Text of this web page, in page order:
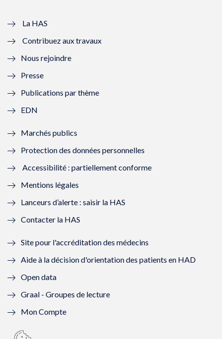
l
l
f
n
ê
t
r
e
)
e
e
n
ê
r
)
ê
t
e
ê
)
La HAS
Contribuez aux travaux
Nous rejoindre
Presse
Publications par thème
EDN
Marchés publics
Protection des données personnelles
Accessibilité : partiellement conforme
Mentions légales
Lanceurs d’alerte : saisir la HAS
Contacter la HAS
Site pour l'accréditation des médecins
Aide à la décision d'orientation des patients en HAD
Open data
Graal - Groupes de lecture
Mon Compte